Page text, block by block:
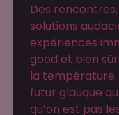
Des
solutions
expériences
good et bien
la température.
futur glauque
qu’on est pas